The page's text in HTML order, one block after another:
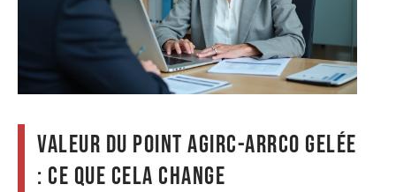
Valeur du point Agirc-Arrco gelée
: ce que cela change